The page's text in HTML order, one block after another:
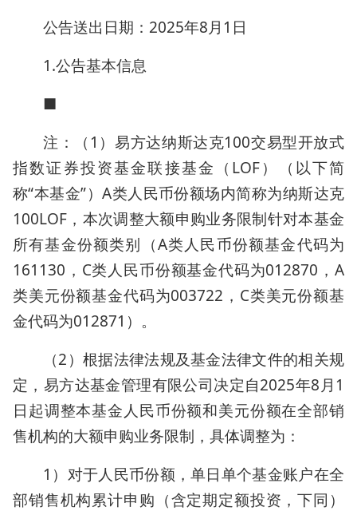
公告送出日期：2025年8月1日
1.公告基本信息
■
注：（1）易方达纳斯达克100交易型开放式
指数证券投资基金联接基金（LOF）（以下简
称“本基金”）A类人民币份额场内简称为纳斯达克
100LOF，本次调整大额申购业务限制针对本基金
所有基金份额类别（A类人民币份额基金代码为
161130，C类人民币份额基金代码为012870，A
类美元份额基金代码为003722，C类美元份额基
金代码为012871）。
（2）根据法律法规及基金法律文件的相关规
定，易方达基金管理有限公司决定自2025年8月1
日起调整本基金人民币份额和美元份额在全部销
售机构的大额申购业务限制，具体调整为：
1）对于人民币份额，单日单个基金账户在全
部销售机构累计申购（含定期定额投资，下同）